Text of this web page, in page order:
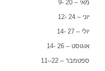
מאי – 20 -9
יוני – 24 -12
יולי – 27 -14
אוגוסט – 26 -14
ספטמבר – 22--11